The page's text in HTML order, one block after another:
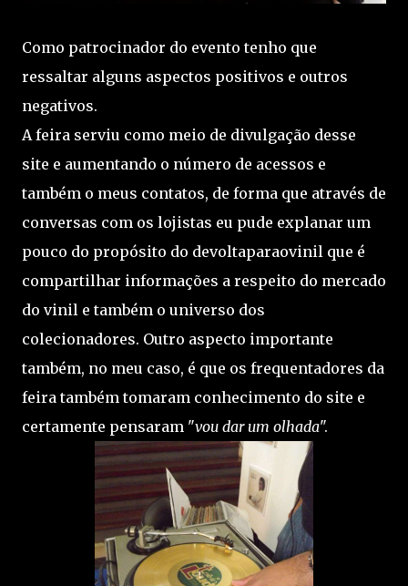
Como patrocinador do evento tenho que
ressaltar alguns aspectos positivos e outros
negativos.
A feira serviu como meio de divulgação desse
site e aumentando o número de acessos e
também o meus contatos, de forma que através de
conversas com os lojistas eu pude explanar um
pouco do propósito do devoltaparaovinil que é
compartilhar informações a respeito do mercado
do vinil e também o universo dos
colecionadores. Outro aspecto importante
também, no meu caso, é que os frequentadores da
feira também tomaram conhecimento do site e
certamente pensaram "vou dar um olhada".